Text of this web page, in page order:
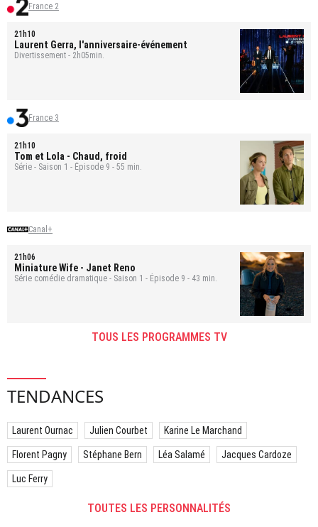
France 2
21h10
Laurent Gerra, l'anniversaire-événement
Divertissement - 2h05min.
France 3
21h10
Tom et Lola - Chaud, froid
Série - Saison 1 - Épisode 9 - 55 min.
Canal+
21h06
Miniature Wife - Janet Reno
Série comédie dramatique - Saison 1 - Épisode 9 - 43 min.
TOUS LES PROGRAMMES TV
TENDANCES
Laurent Ournac Julien Courbet Karine Le Marchand
Florent Pagny Stéphane Bern Léa Salamé Jacques Cardoze
Luc Ferry
TOUTES LES PERSONNALITÉS